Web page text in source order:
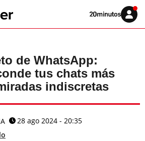
Volver
Iniciar
sesión
de WhatsApp:
tus chats más
indiscretas
28 ago 2024 - 20:35